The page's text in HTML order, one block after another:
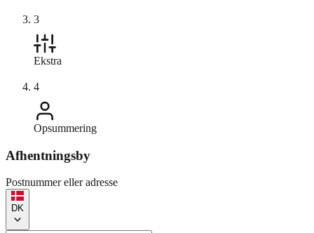
3
Ekstra
4
Opsummering
Afhentningsby
Postnummer eller adresse
DK